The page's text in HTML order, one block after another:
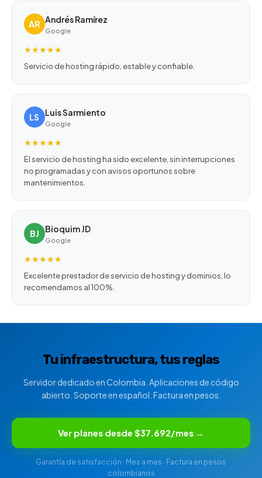
AR Andrés Ramírez
Google
★★★★★
Servicio de hosting rápido, estable y confiable.
LS Luis Sarmiento
Google
★★★★★
El servicio de hosting ha sido excelente, sin interrupciones
no programadas y con avisos oportunos sobre
mantenimientos.
BJ Bioquim JD
Google
★★★★★
Excelente prestador de servicio de hosting y dominios, lo
recomendamos al 100%.
Tu infraestructura, tus reglas
Servidor dedicado en Colombia. Aplicaciones de código
abierto. Soporte en español. Factura en pesos.
Ver planes desde $37.692/mes →
Garantía de satisfacción · Mes a mes · Factura en pesos
colombianos